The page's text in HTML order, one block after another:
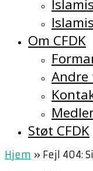
Om CFDK
Støt CFDK
Hjem » Fejl 404: